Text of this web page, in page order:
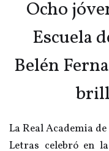
Ocho
Escuela
Belén
La Real Academia
Letras celebró en